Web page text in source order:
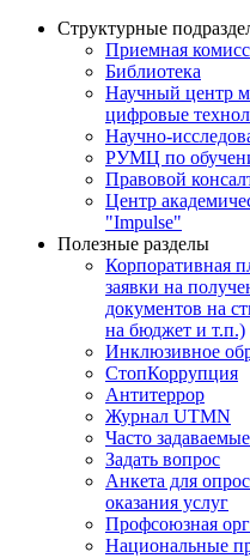
Структурные
Приемная
Библиотека
Научный центр
цифровые
Научно-
РУМЦ по
Правовой
Центр
"Impulse"
Полезные разделы
Корпоративная
заявки на
документов на
на бюджет и т.п.)
Инклюзивное
СтопКоррупция
Антитеррор
Журнал UTMN
Часто
Задать вопрос
Анкета для
оказания услуг
Профсоюзная
Национальные